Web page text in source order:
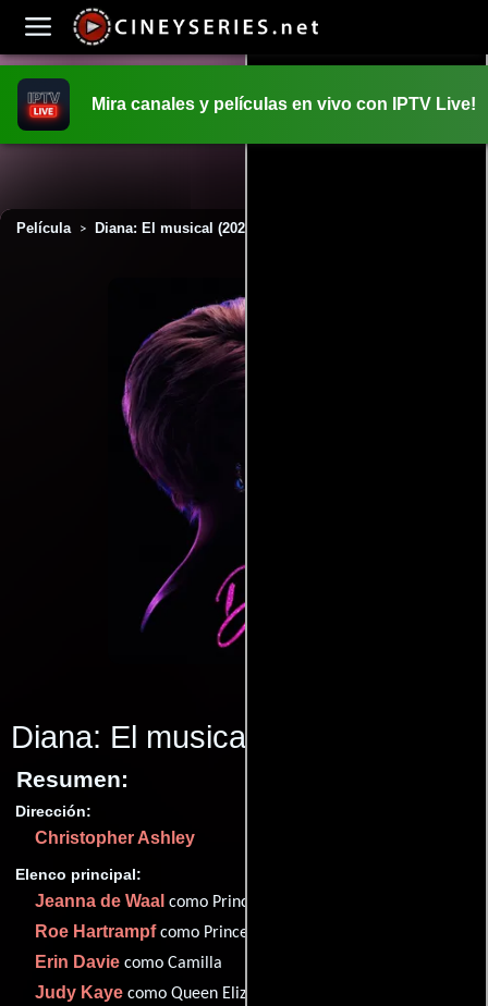
Mira canales y películas en vivo con IPTV Live!
Película > Diana: El musical (2021)
Diana: El musical
Resumen:
Dirección:
Christopher Ashley
Elenco principal:
Jeanna de Waal como Princess Diana
Roe Hartrampfcomo Prince Charles
Erin Davie como Camilla
Judy Kaye como Queen Elizabeth